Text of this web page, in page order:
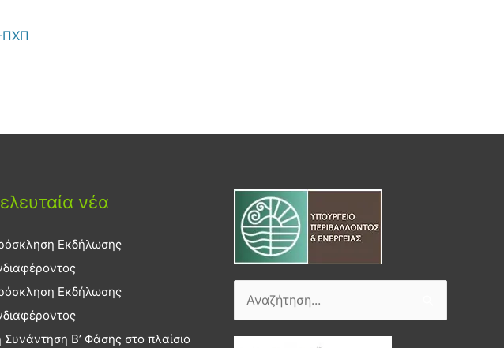
ΠΧΠ
νέα
Εκδήλωσης
Εκδήλωσης
Συνάντηση Β’ Φάσης στο πλαίσιο
Αναζήτηση